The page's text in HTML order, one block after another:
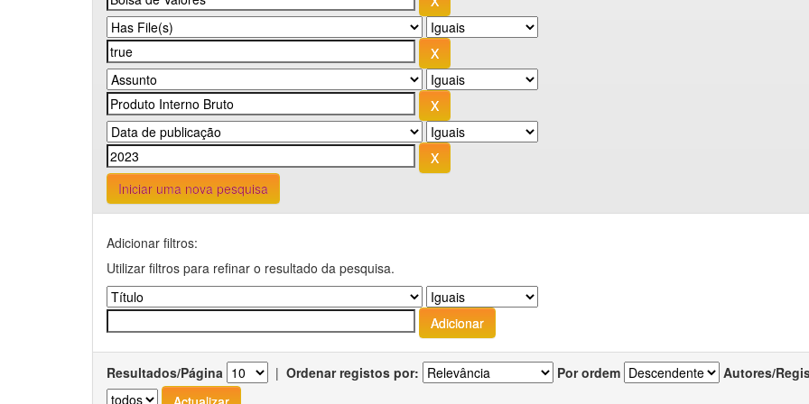
Iniciar uma nova pesquisa
Adicionar filtros:
Utilizar filtros para refinar o resultado da pesquisa.
Resultados/Página | Ordenar registos por: Por ordem Autores/